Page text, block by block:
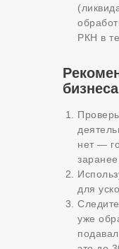
РКН в
бизнеса
нет —
заранее.
для
уже